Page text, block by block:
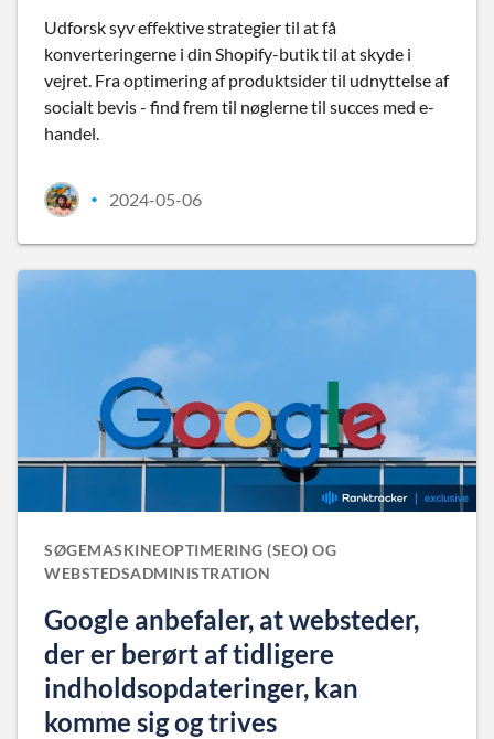
Udforsk syv effektive strategier til at få
konverteringerne i din Shopify-butik til at skyde i
vejret. Fra optimering af produktsider til udnyttelse af
socialt bevis - find frem til nøglerne til succes med e-
handel.
• 2024-05-06
SØGEMASKINEOPTIMERING (SEO) OG
WEBSTEDSADMINISTRATION
Google anbefaler, at websteder,
der er berørt af tidligere
indholdsopdateringer, kan
komme sig og trives